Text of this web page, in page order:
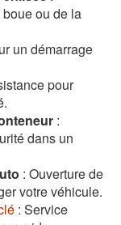
ou de la
un démarrage
pour
:
dans un
: Ouverture de
votre véhicule.
: Service